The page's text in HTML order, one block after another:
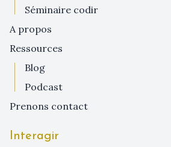
séminaire codir
a propos
ressources
blog
podcast
prenons contact
Interagir